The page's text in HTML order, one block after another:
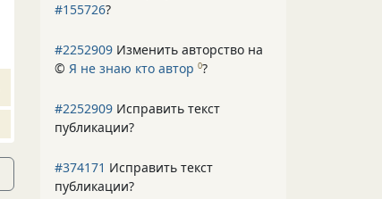
#155726?
#2252909 Изменить авторство на
© Я не знаю кто автор 0?
#2252909 Исправить текст
публикации?
#374171 Исправить текст
публикации?